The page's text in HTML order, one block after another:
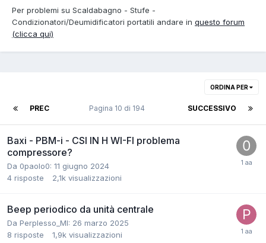
Per problemi su Scaldabagno - Stufe -
Condizionatori/Deumidificatori portatili andare in questo forum
(clicca qui)
ORDINA PER
PREC SUCCESSIVO
Pagina 10 di 194
Baxi - PBM-i - CSI IN H WI-FI problema
compressore?
Da 0paolo0: 11 giugno 2024
4 risposte 2,1k visualizzazioni
Beep periodico da unità centrale
Da Perplesso_MI: 26 marzo 2025
8 risposte 1,9k visualizzazioni